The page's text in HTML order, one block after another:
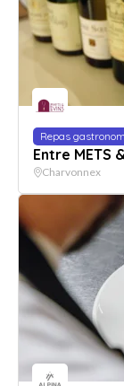
Repas
Entre METS
Charvonnex